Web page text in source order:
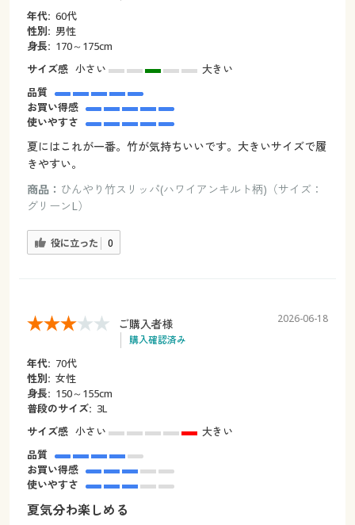
年代: 60代
性別: 男性
身長: 170～175cm
サイズ感 小さい
大きい
品質
お買い得感
使いやすさ
夏にはこれが一番。竹が気持ちいいです。大きいサイズで履
きやすい。
商品： ひんやり竹スリッパ(ハワイアンキルト柄)（サイズ：
グリーンL）
役に立った 0
ご購入者様
購入確認済み
2026-06-18
年代: 70代
性別: 女性
身長: 150～155cm
普段のサイズ: 3L
サイズ感 小さい
大きい
品質
お買い得感
使いやすさ
夏気分わ楽しめる